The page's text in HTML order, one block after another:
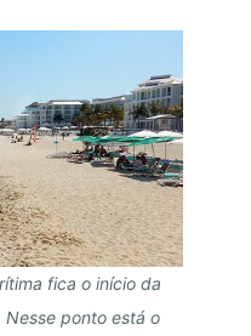
fica o início da
ponto está o